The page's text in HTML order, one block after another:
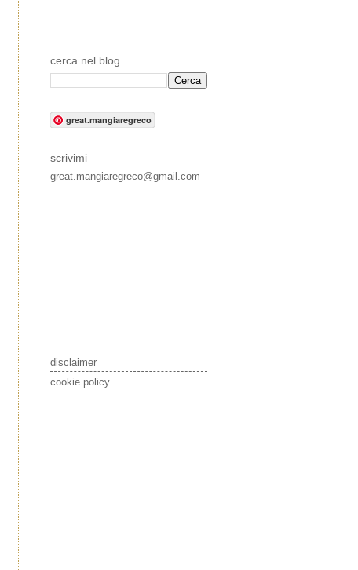
cerca nel blog
great.mangiaregreco
scrivimi
great.mangiaregreco@gmail.com
disclaimer
cookie policy